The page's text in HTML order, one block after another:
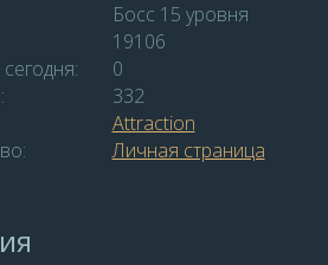
Босс 15 уровня
19106
0
332
Attraction
Личная страница